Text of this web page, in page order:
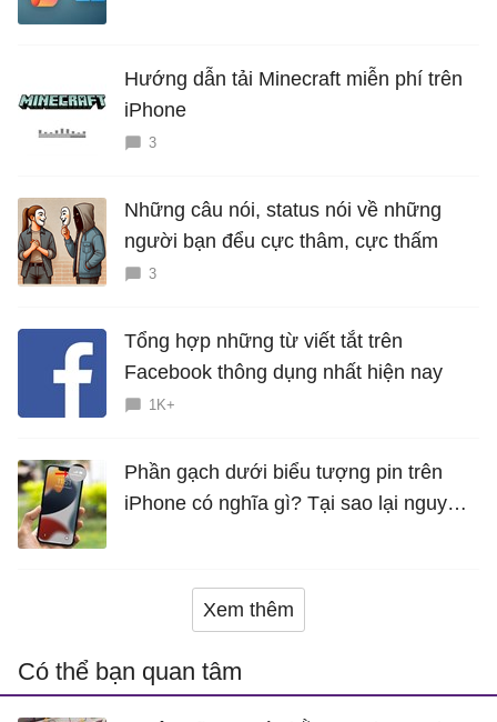
Hướng dẫn tải Minecraft miễn phí trên
iPhone
3
Những câu nói, status nói về những
người bạn đểu cực thâm, cực thấm
3
Tổng hợp những từ viết tắt trên
Facebook thông dụng nhất hiện nay
1K+
Phần gạch dưới biểu tượng pin trên
iPhone có nghĩa gì? Tại sao lại nguy
Xem thêm
Có thể bạn quan tâm